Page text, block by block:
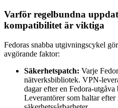
Varför regelbundna
kompatibilitet är viktiga
Fedoras snabba utgivningscykel
avgörande faktor:
Säkerhetspatch: Varje
nätverksbibliotek. VPN-
dagar efter en Fedora-
Leverantörer som haltar efter